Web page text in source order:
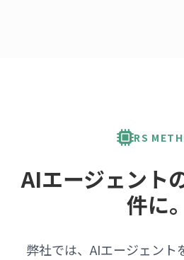
RS
AIエージェント
件に。
弊社では、AIエージェント